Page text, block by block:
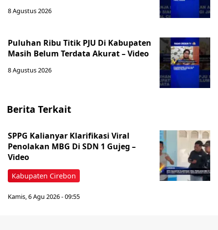
8 Agustus 2026
‎Puluhan Ribu Titik PJU Di Kabupaten
Masih Belum Terdata Akurat – Video
8 Agustus 2026
Berita Terkait
Kabupaten Cirebon
SPPG Kalianyar Klarifikasi Viral
Penolakan MBG Di SDN 1 Gujeg –
Video
Kamis, 6 Agu 2026 - 09:55